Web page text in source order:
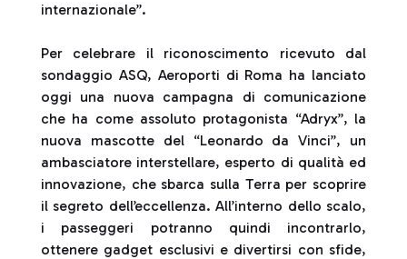
internazionale”.
Per celebrare il riconoscimento ricevuto dal
sondaggio ASQ, Aeroporti di Roma ha lanciato
oggi una nuova campagna di comunicazione
che ha come assoluto protagonista “Adryx”, la
nuova mascotte del “Leonardo da Vinci”, un
ambasciatore interstellare, esperto di qualità ed
innovazione, che sbarca sulla Terra per scoprire
il segreto dell’eccellenza. All’interno dello scalo,
i passeggeri potranno quindi incontrarlo,
ottenere gadget esclusivi e divertirsi con sfide,